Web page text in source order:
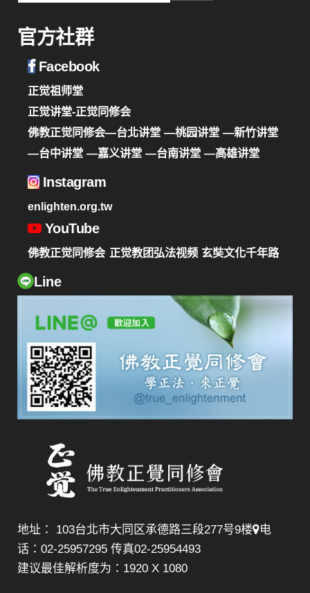
官方社群
Facebook
正觉祖师堂
正觉讲堂-正觉同修会
佛教正觉同修会—台北讲堂 —桃园讲堂 —新竹讲堂
—台中讲堂 —嘉义讲堂 —台南讲堂 —高雄讲堂
Instagram
enlighten.org.tw
YouTube
佛教正觉同修会 正觉教团弘法视频 玄奘文化千年路
Line
地址： 103台北市大同区承德路三段277号9楼
电
话：02-25957295 传真02-25954493
建议最佳解析度为：1920 X 1080